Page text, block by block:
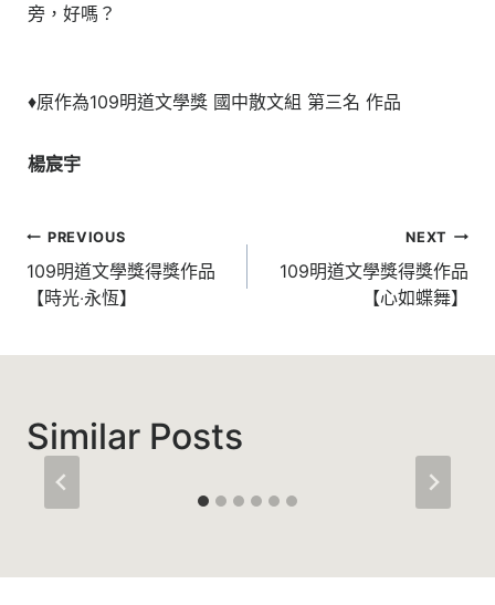
旁，好嗎？
♦原作為109明道文學獎 國中散文組 第三名 作品
楊宸宇
文
章
導
覽
PREVIOUS
109明道文學獎得獎作品
【時光‧永恆】
NEXT
109明道文學獎得獎作品
【心如蝶舞】
Similar Posts